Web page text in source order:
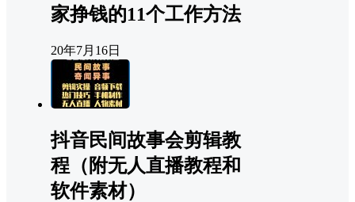
家挣钱的11个工作方法
20年7月16日
抖音民间故事会剪辑教
程（附无人直播教程和
软件素材）